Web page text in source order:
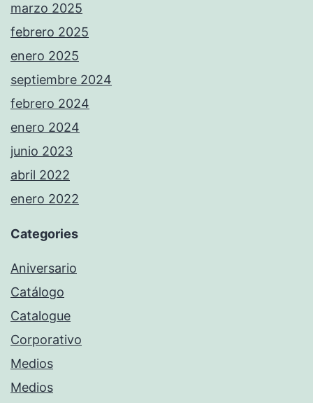
marzo 2025
febrero 2025
enero 2025
septiembre 2024
febrero 2024
enero 2024
junio 2023
abril 2022
enero 2022
Categories
Aniversario
Catálogo
Catalogue
Corporativo
Medios
Medios